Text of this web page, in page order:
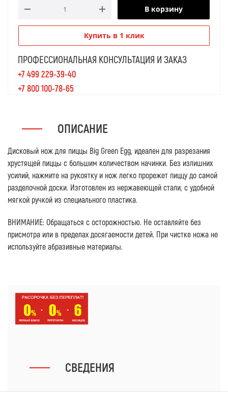
В корзину
Купить в 1 клик
ПРОФЕССИОНАЛЬНАЯ КОНСУЛЬТАЦИЯ И ЗАКАЗ
+7 499 229-39-40
+7 800 100-78-65
ОПИСАНИЕ
Дисковый нож для пиццы Big Green Egg, идеален для разрезания
хрустящей пиццы с большим количеством начинки. Без излишних
усилий, нажмите на рукоятку и нож легко прорежет пиццу до самой
разделочной доски. Изготовлен из нержавеющей стали, с удобной
мягкой ручкой из специального пластика.
ВНИМАНИЕ: Обращаться с осторожностью. Не оставляйте без
присмотра или в пределах досягаемости детей. При чистке ножа не
используйте абразивные материалы.
СВЕДЕНИЯ